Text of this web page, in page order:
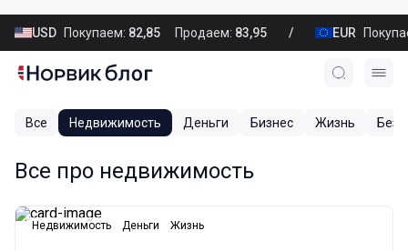
USD Покупаем: 82,85 Продаем: 83,95 EUR
Все Недвижимость Деньги Бизнес Жизнь
Все про недвижимость
Недвижимость Деньги Жизнь